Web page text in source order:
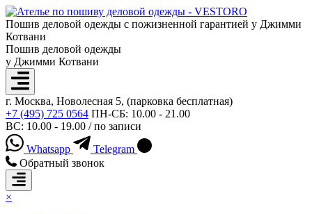
Пошив деловой одежды с пожизненной гарантией у Джимми
Котвани
Пошив деловой одежды
у Джимми Котвани
г. Москва, Новолесная 5, (парковка бесплатная)
+7 (495) 725 0564 ПН-СБ: 10.00 - 21.00
ВС: 10.00 - 19.00 / по записи
Whatsapp
Telegram
Обратный звонок
×